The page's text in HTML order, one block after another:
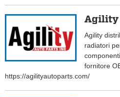
Agility
Agility
radiatori
fornitore
https://agilityautoparts.com/